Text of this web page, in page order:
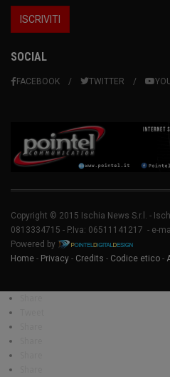
SOCIAL
FACEBOOK TWITTER
Copyright © 2015 Ischia News S.r.l. -
0813334715 - P.Iva: 06511141217 - e-
Powered by
Home - Privacy - Credits - Codice etico -